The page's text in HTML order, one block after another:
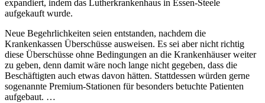
expandiert, indem das Lutherkrankenhaus in Essen-Steele
aufgekauft wurde.
Neue Begehrlichkeiten seien entstanden, nachdem die
Krankenkassen Überschüsse ausweisen. Es sei aber nicht richtig
diese Überschüsse ohne Bedingungen an die Krankenhäuser weiter
zu geben, denn damit wäre noch lange nicht gegeben, dass die
Beschäftigten auch etwas davon hätten. Stattdessen würden gerne
sogenannte Premium-Stationen für besonders betuchte Patienten
aufgebaut. …